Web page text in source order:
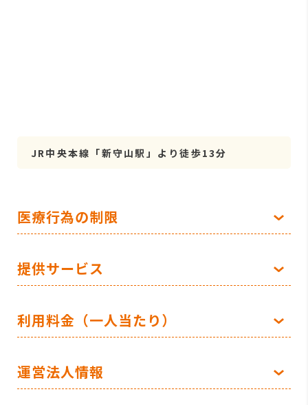
JR中央本線「新守山駅」より徒歩13分
医療行為の制限
提供サービス
利用料金（一人当たり）
運営法人情報